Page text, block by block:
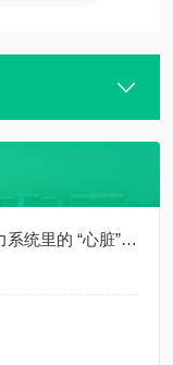
E230TC400变压器到底是什么？电力系统里的 “心脏” 角色